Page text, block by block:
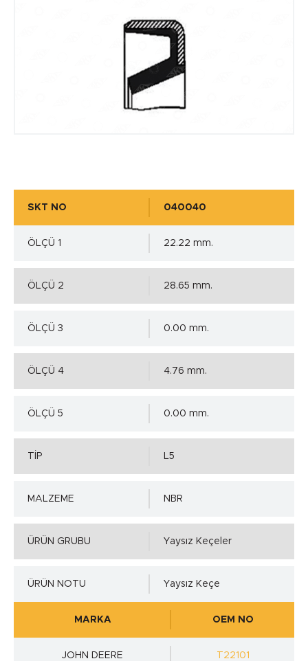
SKT NO 040040
ÖLÇÜ 1 22.22 mm.
ÖLÇÜ 2 28.65 mm.
ÖLÇÜ 3 0.00 mm.
ÖLÇÜ 4 4.76 mm.
ÖLÇÜ 5 0.00 mm.
TİP L5
MALZEME NBR
ÜRÜN GRUBU Yaysız Keçeler
ÜRÜN NOTU Yaysız Keçe
MARKA OEM NO
JOHN DEERE T22101